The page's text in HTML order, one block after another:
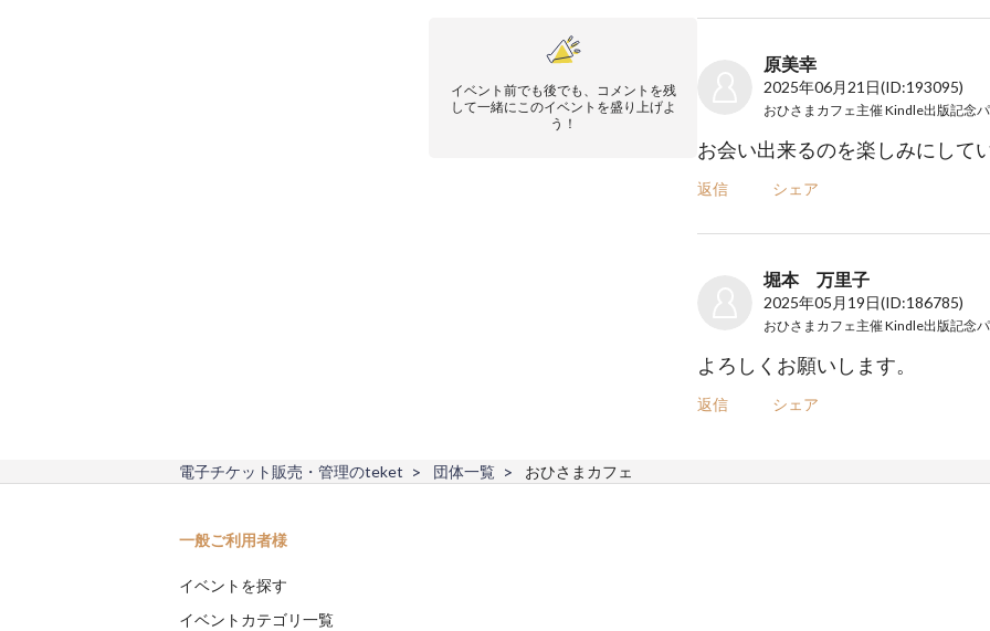
イベント前でも後でも、コメントを残
して一緒にこのイベントを盛り上げよ
う！
原美幸
2025年06月21日(ID:193095)
お会い出来るのを楽しみにしてい
返信 シェア
堀本 万里子
2025年05月19日(ID:186785)
よろしくお願いします。
返信 シェア
電子チケット販売・管理のteket 団体一覧 おひさまカフェ
一般ご利用者様
イベントを探す
イベントカテゴリ一覧